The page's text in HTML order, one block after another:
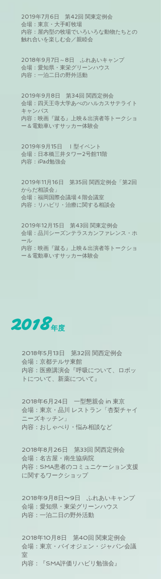
2019年7月6日 第42回 関東定例会
会場：東京・大手町牧場
内容：屋内型の牧場でいろいろな動物たちとの
触れ合いを楽しむ会／親睦会
2018年9月7日～8日 ふれあいキャンプ
会場：愛知県・東栄グリーンハウス
内容：一泊二日の野外活動
2019年9月8日 第34回 関西定例会
会場：四天王寺大学あべのハルカスサテライト
キャンパス
内容：映画『蹴る』上映＆出演者等トークショ
ー＆電動車いすサッカー体験会
2019年9月15日 Ⅰ型イベント
会場：日本橋三井タワー2号館11階
内容：iPad勉強会
2019年11月16日 第35回 関西定例会「第2回
からだ相談会」
会場：福岡国際会議場４階会議室
内容：リハビリ・治療に関する相談会
2019年12月15日 第43回 関東定例会
会場：品川シーズンテラスカンファレンス・ホ
ール
内容：映画『蹴る』上映＆出演者等トークショ
ー＆電動車いすサッカー体験会
2018年度
2018年5月13日 第32回 関西定例会
会場：京都テルサ東館
内容：医療講演会『呼吸について、ロボッ
トについて、新薬について』
2018年6月24日 一型懇親会 in 東京
会場：東京・品川 レストラン「杏梨チャイ
ニーズキッチン」
内容：おしゃべり・悩み相談など
2018年8月26日 第33回 関西定例会
会場：名古屋・南生協病院
内容：SMA患者のコミュニケーション支援
に関するワークショップ
2018年9月8日〜9日 ふれあいキャンプ
会場：愛知県・東栄グリーンハウス
内容：一泊二日の野外活動
2018年10月8日 第40回 関東定例会
会場：東京・バイオジェン・ジャパン会議
室
内容：『SMA評価リハビリ勉強会』